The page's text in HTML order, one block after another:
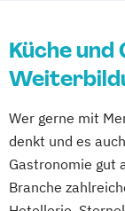
Küche
Wer gerne mit
denkt und es
Gastronomie gut
Branche